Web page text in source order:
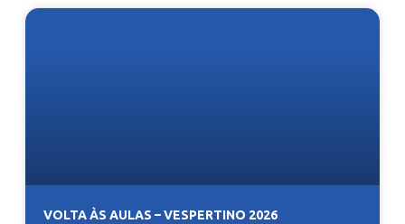
VOLTA ÀS AULAS – VESPERTINO 2026